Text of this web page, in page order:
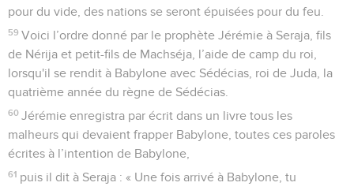
pour du vide, des nations se seront épuisées pour du feu.
59 Voici l’ordre donné par le prophète Jérémie à Seraja, fils
de Nérija et petit-fils de Machséja, l’aide de camp du roi,
lorsqu'il se rendit à Babylone avec Sédécias, roi de Juda, la
quatrième année du règne de Sédécias.
60 Jérémie enregistra par écrit dans un livre tous les
malheurs qui devaient frapper Babylone, toutes ces paroles
écrites à l’intention de Babylone,
61 puis il dit à Seraja : « Une fois arrivé à Babylone, tu